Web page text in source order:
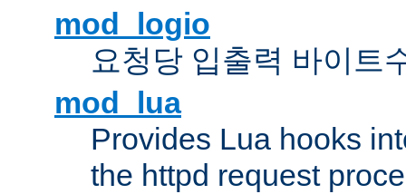
mod_logio
요청당 입출력 바이트
mod_lua
Provides Lua hooks
the httpd request